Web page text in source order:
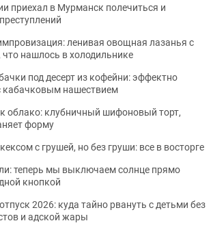
приехал в Мурманск полечиться и
ленивая овощная лазанья с
нашлось в холодильнике
под десерт из кофейни: эффектно
кабачковым нашествием
облако: клубничный шифоновый торт,
форму
с грушей, но без груши: все в восторге
теперь мы выключаем солнце прямо
кнопкой
2026: куда тайно рвануть с детьми без
и адской жары